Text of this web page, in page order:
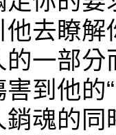
去瞭
一部
到他的
魂的